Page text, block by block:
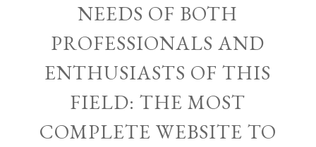
NEEDS OF BOTH
PROFESSIONALS AND
ENTHUSIASTS OF THIS
FIELD: THE MOST
COMPLETE WEBSITE TO